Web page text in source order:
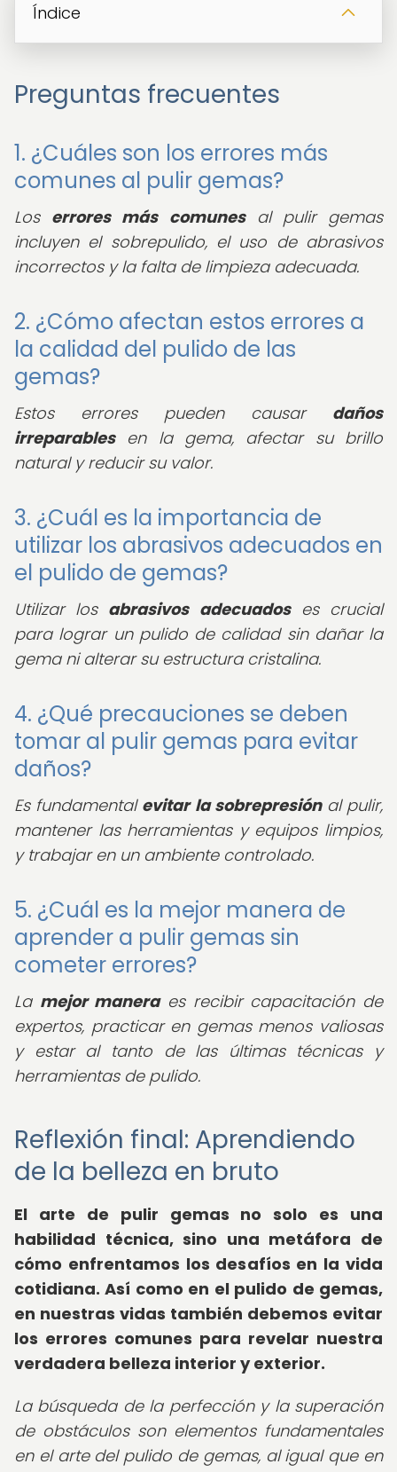
Índice
Preguntas frecuentes
1. ¿Cuáles son los errores más
comunes al pulir gemas?
Los errores más comunesal pulir gemas
incluyen el sobrepulido, el uso de abrasivos
incorrectos y la falta de limpieza adecuada.
2. ¿Cómo afectan estos errores a
la calidad del pulido de las
gemas?
Estos errores pueden causar daños
irreparablesen la gema, afectar su brillo
natural y reducir su valor.
3. ¿Cuál es la importancia de
utilizar los abrasivos adecuados en
el pulido de gemas?
Utilizar los abrasivos adecuadoses crucial
para lograr un pulido de calidad sin dañar la
gema ni alterar su estructura cristalina.
4. ¿Qué precauciones se deben
tomar al pulir gemas para evitar
daños?
Es fundamental evitar la sobrepresiónal pulir,
mantener las herramientas y equipos limpios,
y trabajar en un ambiente controlado.
5. ¿Cuál es la mejor manera de
aprender a pulir gemas sin
cometer errores?
La mejor maneraes recibir capacitación de
expertos, practicar en gemas menos valiosas
y estar al tanto de las últimas técnicas y
herramientas de pulido.
Reflexión final: Aprendiendo
de la belleza en bruto
El arte de pulir gemas no solo es una
habilidad técnica, sino una metáfora de
cómo enfrentamos los desafíos en la vida
cotidiana. Así como en el pulido de gemas,
en nuestras vidas también debemos evitar
los errores comunes para revelar nuestra
verdadera belleza interior y exterior.
La búsqueda de la perfección y la superación
de obstáculos son elementos fundamentales
en el arte del pulido de gemas, al igual que en